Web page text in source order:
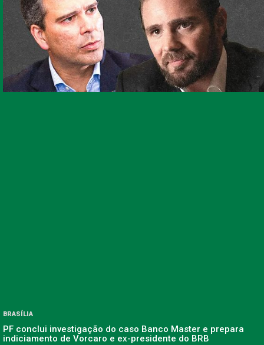
BRASÍLIA
PF conclui investigação do caso Banco Master e prepara
indiciamento de Vorcaro e ex-presidente do BRB